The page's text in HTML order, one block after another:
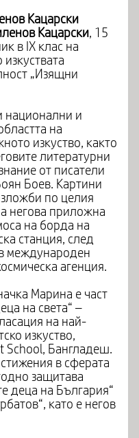
Кацарски
Кацарски, 15
в IX клас на
„Изящни
национални и
на
изкуство, както
литературни
от писатели
Боев. Картини
по целия
негова приложна
на борда на
станция, след
международен
агенция.
Марина е част
на света“ –
на най-
изкуство,
School, Бангладеш.
в сферата
защитава
деца на България“
като е негов